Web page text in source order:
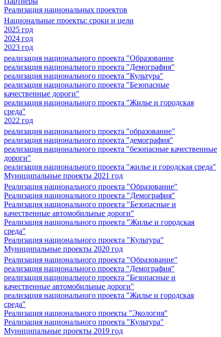
Реализация национальных проектов
Национальные проекты: сроки и цели
2025 год
2024 год
2023 год
реализация национального проекта "Образование
реализация национального проекта "Демография"
реализация национального проекта "Культура"
реализация национального проекта "Безопасные
качественные дороги"
реализация национального проекта "Жилье и городская
среда"
2022 год
реализация национального проекта "образование"
реализация национального проекта "демография"
реализация национального проекта "безопасные качественные
дороги"
реализация национального проекта "жилье и городская среда"
Муниципальные проекты 2021 год
Реализация национального проекта "Образование"
Реализация национального проекта "Демография"
Реализация национального проекта "Безопасные и
качественные автомобильные дороги"
Реализация национального проекта "Жилье и городская
среда"
Реализация национального проекта "Культура"
Муниципальные проекты 2020 год
Реализация национального проекта "Образование"
реализация национального проекта "Демография"
реализация национального проекта "Безопасные и
качественные автомобильные дороги"
реализация национального проекта "Жилье и городская
среда"
Реализация национального проекты "Экология"
Реализация национального проекта "Культура"
Муниципальные проекты 2019 год